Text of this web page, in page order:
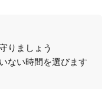
りましょう
ない時間を選びます